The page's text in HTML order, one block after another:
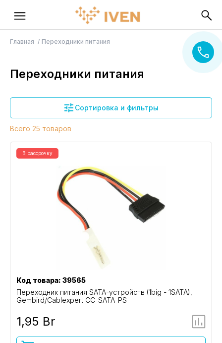
Главная Переходники питания
Переходники питания
Сортировка и фильтры
Всего 25 товаров
В рассрочку
Код товара: 39565
Переходник питания SATA-устройств (1big - 1SATA),
Gembird/Cablexpert CC-SATA-PS
1,95 Br